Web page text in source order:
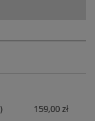
159,00 zł